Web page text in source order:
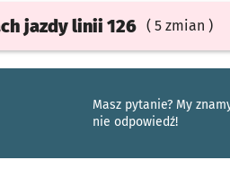
jazdylinii 126 ( 5 zmian )
Masz pytanie? My
nie odpowiedź!